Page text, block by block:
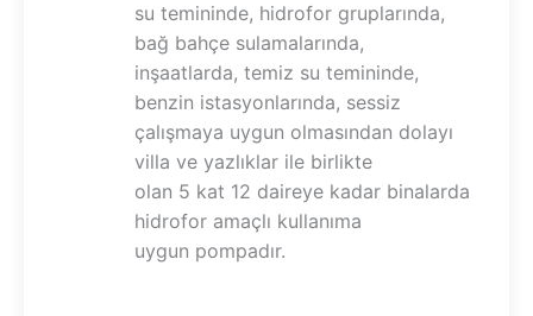
su temininde, hidrofor gruplarında,
bağ bahçe sulamalarında,
inşaatlarda, temiz su temininde,
benzin istasyonlarında, sessiz
çalışmaya uygun olmasından dolayı
villa ve yazlıklar ile birlikte
olan 5 kat 12 daireye kadar binalarda
hidrofor amaçlı kullanıma
uygun pompadır.